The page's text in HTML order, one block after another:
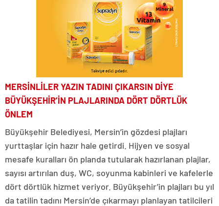
MERSİNLİLER YAZIN TADINI ÇIKARSIN DİYE
BÜYÜKŞEHİR’İN PLAJLARINDA DÖRT DÖRTLÜK
ÖNLEM
Büyükşehir Belediyesi, Mersin’in gözdesi plajları
yurttaşlar için hazır hale getirdi. Hijyen ve sosyal
mesafe kuralları ön planda tutularak hazırlanan plajlar,
sayısı artırılan duş, WC, soyunma kabinleri ve kafelerle
dört dörtlük hizmet veriyor. Büyükşehir’in plajları bu yıl
da tatilin tadını Mersin’de çıkarmayı planlayan tatilcileri